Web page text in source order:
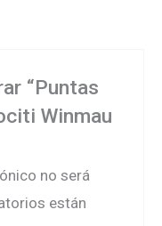
“Puntas
Winmau
no será
están